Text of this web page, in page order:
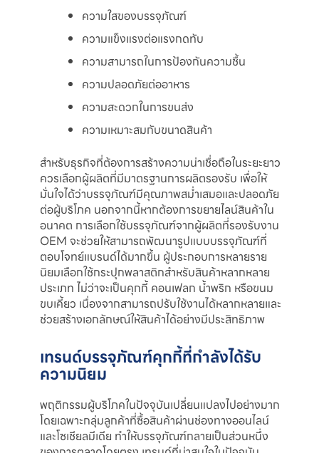
ความใสของบรรจุภัณฑ์
ความแข็งแรงต่อแรงกดทับ
ความสามารถในการป้องกันความชื้น
ความปลอดภัยต่ออาหาร
ความสะดวกในการขนส่ง
ความเหมาะสมกับขนาดสินค้า
สำหรับธุรกิจที่ต้องการสร้างความน่าเชื่อถือในระยะยาว
ควรเลือกผู้ผลิตที่มีมาตรฐานการผลิตรองรับ เพื่อให้
มั่นใจได้ว่าบรรจุภัณฑ์มีคุณภาพสม่ำเสมอและปลอดภัย
ต่อผู้บริโภค นอกจากนี้หากต้องการขยายไลน์สินค้าใน
อนาคต การเลือกใช้บรรจุภัณฑ์จากผู้ผลิตที่รองรับงาน
OEM จะช่วยให้สามารถพัฒนารูปแบบบรรจุภัณฑ์ที่
ตอบโจทย์แบรนด์ได้มากขึ้น ผู้ประกอบการหลายราย
นิยมเลือกใช้กระปุกพลาสติกสำหรับสินค้าหลากหลาย
ประเภท ไม่ว่าจะเป็นคุกกี้ คอนเฟลก น้ำพริก หรือขนม
ขบเคี้ยว เนื่องจากสามารถปรับใช้งานได้หลากหลายและ
ช่วยสร้างเอกลักษณ์ให้สินค้าได้อย่างมีประสิทธิภาพ
เทรนด์บรรจุภัณฑ์คุกกี้ที่กำลังได้รับ
ความนิยม
พฤติกรรมผู้บริโภคในปัจจุบันเปลี่ยนแปลงไปอย่างมาก
โดยเฉพาะกลุ่มลูกค้าที่ซื้อสินค้าผ่านช่องทางออนไลน์
และโซเชียลมีเดีย ทำให้บรรจุภัณฑ์กลายเป็นส่วนหนึ่ง